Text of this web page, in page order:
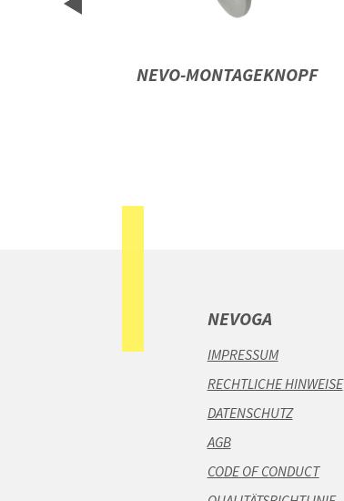
NEVO-MONTAGEKNOPF
NEVOGA
IMPRESSUM
RECHTLICHE HINWEISE
DATENSCHUTZ
AGB
CODE OF CONDUCT